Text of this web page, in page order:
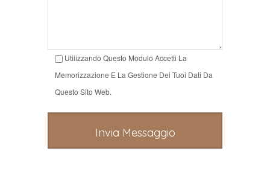
Utilizzando Questo Modulo Accetti La
Memorizzazione E La Gestione Dei Tuoi Dati Da
Questo Sito Web.